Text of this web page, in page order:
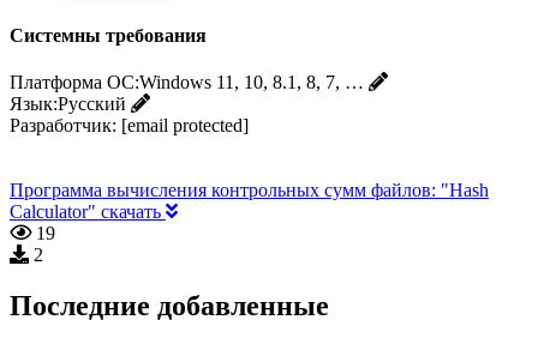
Системны требования
Платформа ОС:Windows 11, 10, 8.1, 8, 7, …
Язык:Русский
Разработчик: [email protected]
Программа вычисления контрольных сумм файлов: "Hash
Calculator" скачать
19
2
Последние добавленные